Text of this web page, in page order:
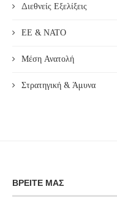
Διεθνείς Εξελίξεις
ΕΕ & ΝΑΤΟ
Μέση Ανατολή
Στρατηγική & Άμυνα
ΒΡΕΊΤΕ ΜΑΣ